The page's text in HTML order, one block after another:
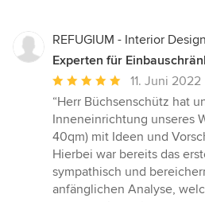
REFUGIUM - Interior Design
Experten für
Durchschnittliche
Bewertung:
5
von
5
Sternen
11. Juni 2022
“Herr Büchsenschütz hat
Inneneinrichtung unseres
40qm) mit Ideen und
Hierbei war bereits das
sympathisch und
anfänglichen Analyse,